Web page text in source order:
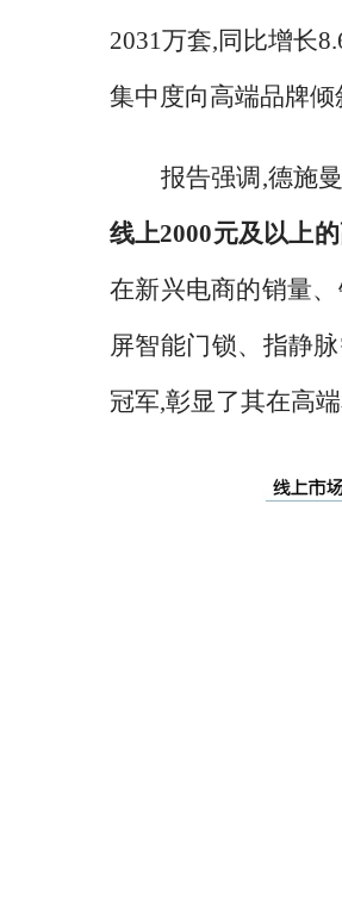
2031万套,同比增长
集中度向高端品牌倾
报告强调 ,德施
线上2000元及以上
在新兴电商的销量
屏智能门锁、指静
冠军,彰显了其在高